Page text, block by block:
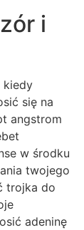
i
kiedy
się na
angstrom
w środku
twojego
trojka do
adeninę